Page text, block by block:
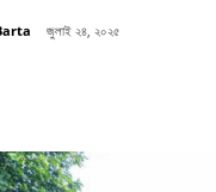
জুলাই ২৪, ২০২৫